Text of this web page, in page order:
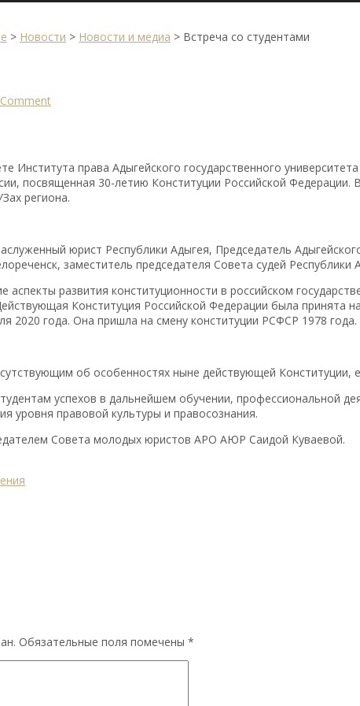
> Новости > Новости и медиа > Встреча со студентами
Института права Адыгейского государственного
посвященная 30-летию Конституции Российской
региона.
юрист Республики Адыгея, Председатель
заместитель председателя Совета судей
аспекты развития конституционности в российском
Конституция Российской Федерации была
2020 года. Она пришла на смену конституции РСФСР 1978 года.
об особенностях ныне действующей Конституции,
успехов в дальнейшем обучении, профессиональной
уровня правовой культуры и правосознания.
Совета молодых юристов АРО АЮР Саидой Куваевой.
Обязательные поля помечены *